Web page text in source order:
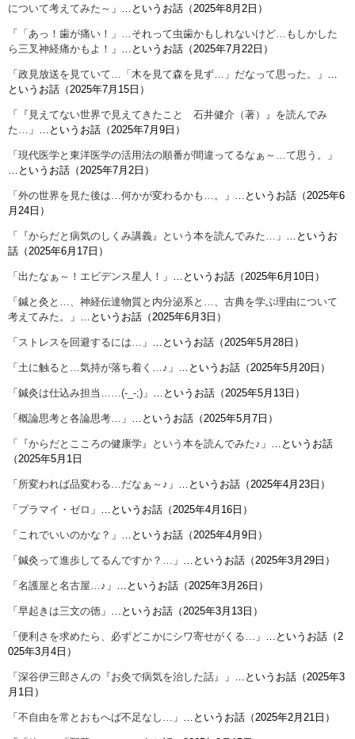
について考えてみた～ 」…というお話（2025年8月2日）
「
「あっ！歯が痛い！」…それって虫歯かもしれないけど…もしかした
ら三叉神経痛かもよ！ 」…というお話（2025年7月22日）
「 政見放送を見ていて…「木を見て森を見ず…」だなって思った。
」…
というお話（2025年7月15日）
「
『見えてない世界で見えてきたこと 石井健介（著）』を読んでみ
た… 」…というお話（2025年7月9日）
「 現代医学と東洋医学の活用法の順番が間違ってるなぁ～…て思う。
」
…というお話（2025年7月2日）
「 外の世界を見た後は…何かが変わるかも…。
」…というお話（2025年6
月24日）
「 『からだと病気のしくみ講義』という本を読んでみた… 」…というお
話（2025年6月17日）
「 出たなぁ～！エビデンス星人！ 」…というお話（2025年6月10日）
「 鍼と灸と…、神経伝達物質と内分泌系と…、古典を学ぶ理由について
考えてみた。
」…というお話（2025年6月3日）
「 ストレスを回避するには… 」…というお話（2025年5月28日）
「 土に触ると…気持が落ち着く…♪ 」…というお話（2025年5月20日）
「 鍼灸は仕込み担当……(-_-;) 」…というお話（2025年5月13日）
「 概論思考と各論思考… 」…というお話（2025年5月7日）
「 『からだとこころの健康学』という本を読んでみた♪ 」…というお話
（2025年5月1日
「 所変われば品変わる…だなぁ～♪ 」…というお話（2025年4月23日）
「 プラマイ・ゼロ 」…というお話（2025年4月16日）
「 これでいいのかな？ 」…というお話（2025年4月9日）
「 鍼灸って進歩してるんですか？… 」…というお話（2025年3月29日）
「 名護屋と名古屋…♪ 」…というお話（2025年3月26日）
「 早起きは三文の徳 」…というお話（2025年3月13日）
「 便利さを求めたら、必ずどこかにシワ寄せがくる… 」…というお話（2
025年3月4日）
「 深谷伊三郎さんの『お灸で病気を治した話』
」…というお話（2025年3
月1日）
「 不自由を常とおもへば不足なし… 」…というお話（2025年2月21日）